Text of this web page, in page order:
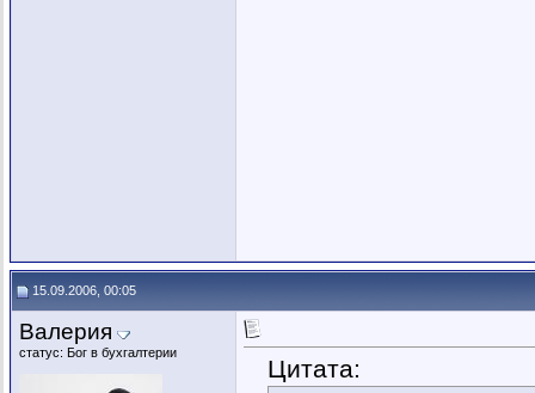
15.09.2006, 00:05
Валерия
статус: Бог в бухгалтерии
Цитата: